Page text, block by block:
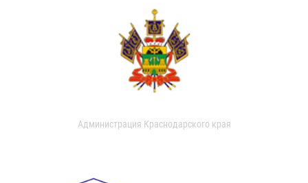
Администрация Краснодарского края